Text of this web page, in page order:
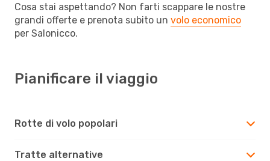
Cosa stai aspettando? Non farti scappare le nostre
grandi offerte e prenota subito un volo economico
per Salonicco.
Pianificare il viaggio
Rotte di volo popolari
Tratte alternative